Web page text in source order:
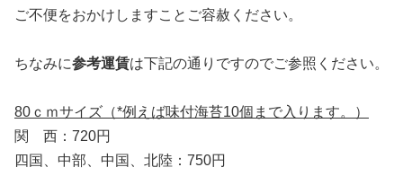
ご不便をおかけしますことご容赦ください。
ちなみに参考運賃は下記の通りですのでご参照ください。
80ｃｍサイズ（*例えば味付海苔10個まで入ります。）
関 西：720円
四国、中部、中国、北陸：750円